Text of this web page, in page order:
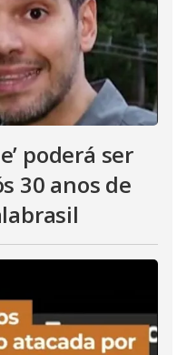
poderá ser
30 anos de